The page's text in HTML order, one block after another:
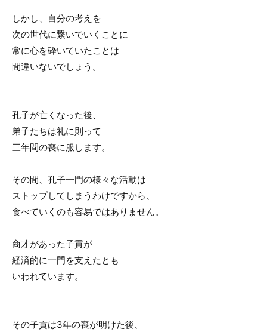
しかし、自分の考えを
次の世代に繋いでいくことに
常に心を砕いていたことは
間違いないでしょう。
孔子が亡くなった後、
弟子たちは礼に則って
三年間の喪に服します。
その間、孔子一門の様々な活動は
ストップしてしまうわけですから、
食べていくのも容易ではありません。
商才があった子貢が
経済的に一門を支えたとも
いわれています。
その子貢は3年の喪が明けた後、